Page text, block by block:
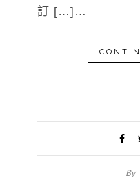
訂 […]…
By